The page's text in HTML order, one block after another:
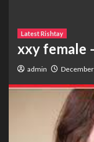
Latest Rishtay
xxy female
admin